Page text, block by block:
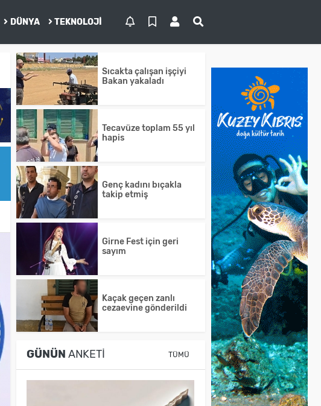
DÜNYA TEKNOLOJI
Sıcakta çalışan işçiyi
Bakan yakaladı
Tecavüze toplam 55 yıl
hapis
Genç kadını bıçakla
takip etmiş
Girne Fest için geri
sayım
Kaçak geçen zanlı
cezaevine gönderildi
GÜNÜN ANKETI TÜMÜ